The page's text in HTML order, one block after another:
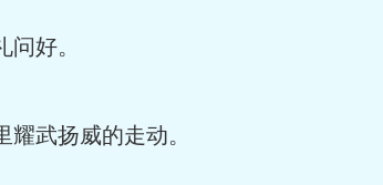
好。
武扬威的走动。